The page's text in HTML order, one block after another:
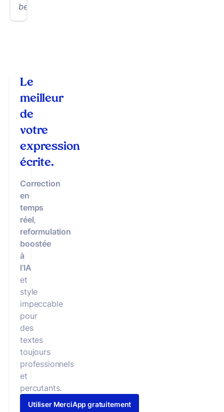
beau.
Le
meilleur
de
votre
expression
écrite.
Correction
en
temps
réel,
reformulation
boostée
à
l’IA
et
style
impeccable
pour
des
textes
toujours
professionnels
et
percutants.
Utiliser MerciApp gratuitement